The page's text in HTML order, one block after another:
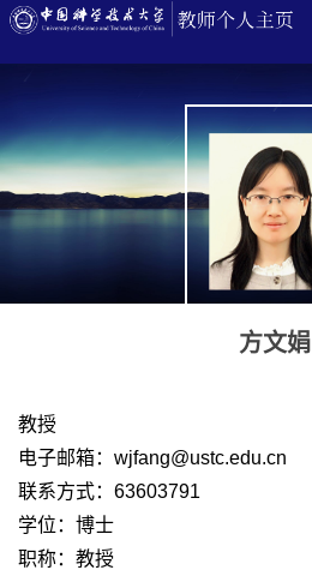
方文娟
教授
电子邮箱： wjfang@ustc.edu.cn
联系方式：63603791
学位：博士
职称：教授